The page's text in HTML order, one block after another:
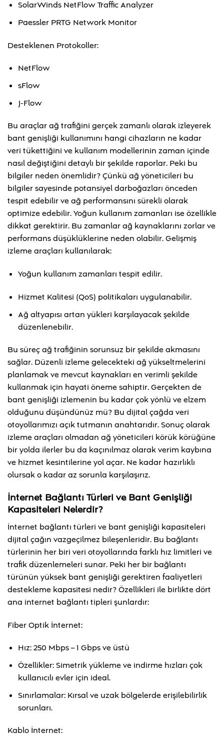
SolarWinds NetFlow Traffic Analyzer
Paessler PRTG Network Monitor
Desteklenen Protokoller:
NetFlow
sFlow
J-Flow
Bu araçlar ağ trafiğini gerçek zamanlı olarak izleyerek
bant genişliği kullanımını hangi cihazların ne kadar
veri tükettiğini ve kullanım modellerinin zaman içinde
nasıl değiştiğini detaylı bir şekilde raporlar. Peki bu
bilgiler neden önemlidir? Çünkü ağ yöneticileri bu
bilgiler sayesinde potansiyel darboğazları önceden
tespit edebilir ve ağ performansını sürekli olarak
optimize edebilir. Yoğun kullanım zamanları ise özellikle
dikkat gerektirir. Bu zamanlar ağ kaynaklarını zorlar ve
performans düşüklüklerine neden olabilir. Gelişmiş
izleme araçları kullanılarak:
Yoğun kullanım zamanları tespit edilir.
Hizmet Kalitesi (QoS) politikaları uygulanabilir.
Ağ altyapısı artan yükleri karşılayacak şekilde
düzenlenebilir.
Bu süreç ağ trafiğinin sorunsuz bir şekilde akmasını
sağlar. Düzenli izleme gelecekteki ağ yükseltmelerini
planlamak ve mevcut kaynakları en verimli şekilde
kullanmak için hayati öneme sahiptir. Gerçekten de
bant genişliği izlemenin bu kadar çok yönlü ve elzem
olduğunu düşündünüz mü? Bu dijital çağda veri
otoyollarımızı açık tutmanın anahtarıdır. Sonuç olarak
izleme araçları olmadan ağ yöneticileri körük körüğüne
bir yolda ilerler bu da kaçınılmaz olarak verim kaybına
ve hizmet kesintilerine yol açar. Ne kadar hazırlıklı
olursak o kadar az sorunla karşılaşırız.
İnternet Bağlantı Türleri ve Bant Genişliği
Kapasiteleri Nelerdir?
İnternet bağlantı türleri ve bant genişliği kapasiteleri
dijital çağın vazgeçilmez bileşenleridir. Bu bağlantı
türlerinin her biri veri otoyollarında farklı hız limitleri ve
trafik düzenlemeleri sunar. Peki her bir bağlantı
türünün yüksek bant genişliği gerektiren faaliyetleri
destekleme kapasitesi nedir? Özellikleri ile birlikte dört
ana internet bağlantı tipleri şunlardır:
Fiber Optik İnternet:
Hız: 250 Mbps – 1 Gbps ve üstü
Özellikler: Simetrik yükleme ve indirme hızları çok
kullanıcılı evler için ideal.
Sınırlamalar: Kırsal ve uzak bölgelerde erişilebilirlik
sorunları.
Kablo İnternet: